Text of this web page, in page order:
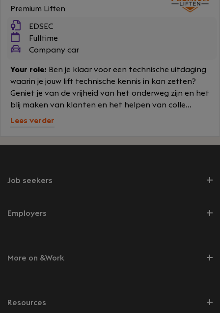
Premium Liften
EDSEC
Fulltime
Company car
Your role: Ben je klaar voor een technische uitdaging
waarin je jouw lift technische kennis in kan zetten?
Geniet je van de vrijheid van het onderweg zijn en het
blij maken van klanten en het helpen van colle...
Lees verder
Job seekers
Employers
More on &Work
Resources